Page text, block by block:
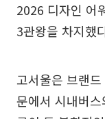
2026 디자인 어
3관왕을 차지했
고서울은 브랜
문에서 시내버